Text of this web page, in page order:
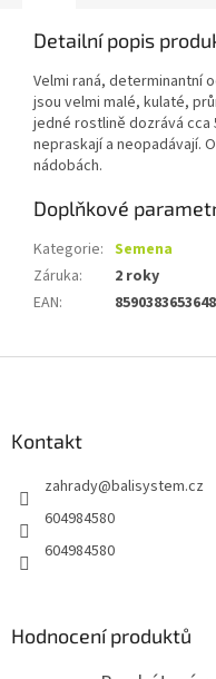
Detailní popis
Velmi raná, determinantní
jsou velmi malé, kulaté,
jedné rostlině dozrává cca
nepraskají a neopadávají.
nádobách.
Doplňkové
Kategorie: Semena
Záruka:
2 roky
EAN: 8590383653648
Kontakt
zahrady@balisystem.cz
604984580
604984580
Hodnocení produktů